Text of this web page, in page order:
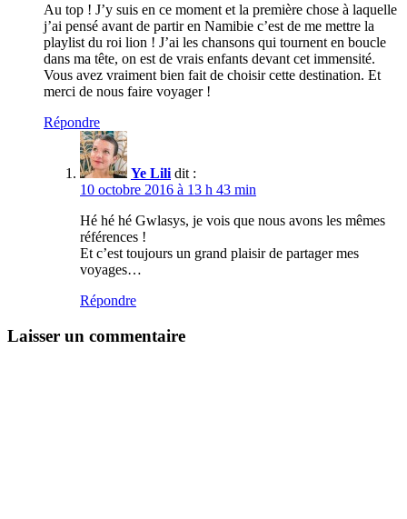
Au top ! J’y suis en ce moment et la première chose à laquelle
j’ai pensé avant de partir en Namibie c’est de me mettre la
playlist du roi lion ! J’ai les chansons qui tournent en boucle
dans ma tête, on est de vrais enfants devant cet immensité.
Vous avez vraiment bien fait de choisir cette destination. Et
merci de nous faire voyager !
Répondre
Ye Lili dit :
10 octobre 2016 à 13 h 43 min
Hé hé hé Gwlasys, je vois que nous avons les mêmes
références !
Et c’est toujours un grand plaisir de partager mes
voyages…
Répondre
Laisser un commentaire